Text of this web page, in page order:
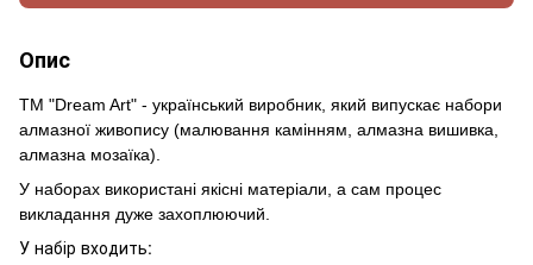
Опис
ТМ "Dream Art" - український виробник, який випускає набори
алмазної живопису (малювання камінням, алмазна вишивка,
алмазна мозаїка).
У наборах використані якісні матеріали, а сам процес
викладання дуже захоплюючий.
У набір входить: